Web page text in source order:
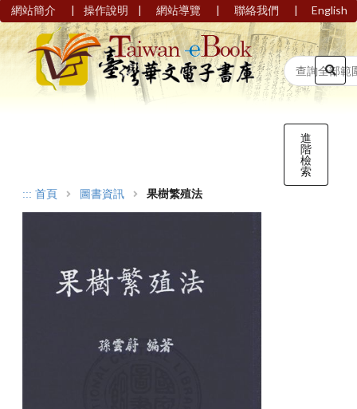
網站簡介 | 操作說明 | 網站導覽 | 聯絡我們 | English
進
階
檢
索
::: 首頁 圖書資訊 果樹繁殖法